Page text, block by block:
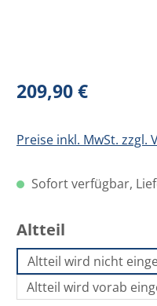
Regulärer Preis:
209,90 €
Preise inkl. MwSt. zzgl.
Sofort verfügbar,
Altteil
Altteil wird nicht
Altteil wird vorab